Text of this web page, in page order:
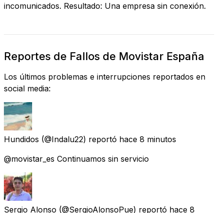
incomunicados. Resultado: Una empresa sin conexión.
Reportes de Fallos de Movistar España
Los últimos problemas e interrupciones reportados en
social media:
Hundidos (@Indalu22) reportó hace 8 minutos
@movistar_es Continuamos sin servicio
Sergio Alonso (@SergioAlonsoPue) reportó hace 8